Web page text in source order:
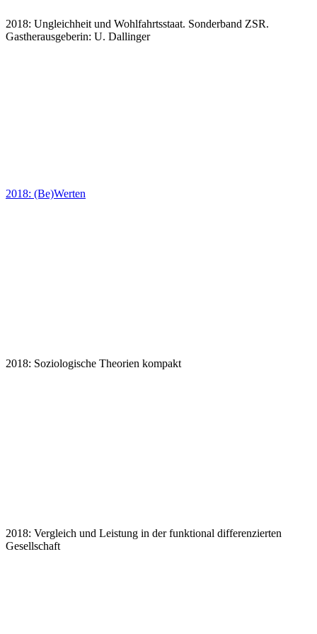
2018: Ungleichheit und Wohlfahrtsstaat. Sonderband ZSR.
Gastherausgeberin: U. Dallinger
2018: (Be)Werten
2018: Soziologische Theorien kompakt
2018: Vergleich und Leistung in der funktional differenzierten
Gesellschaft